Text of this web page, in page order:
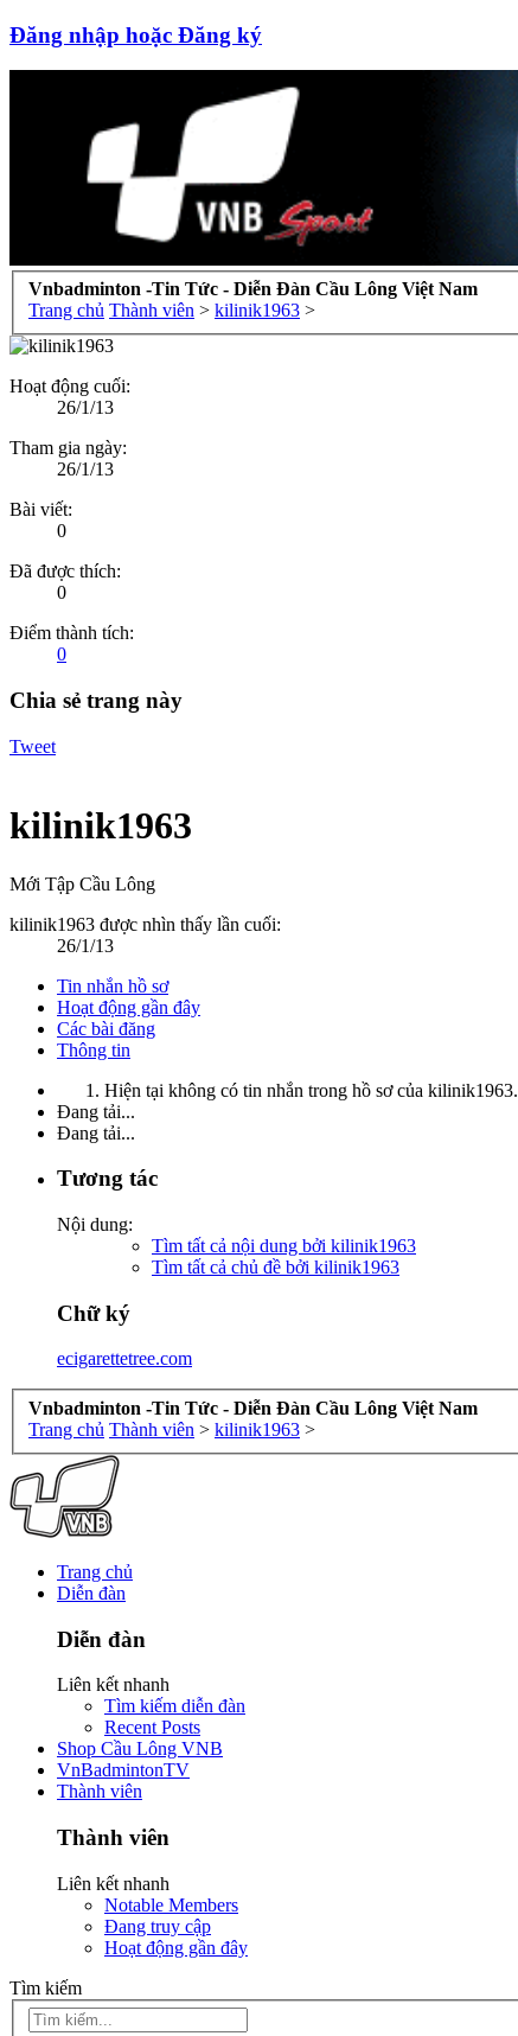
Đăng nhập hoặc Đăng ký
Vnbadminton -Tin Tức - Diễn Đàn Cầu Lông Việt Nam
Trang chủ Thành viên > kilinik1963 >
Hoạt động cuối:
26/1/13
Tham gia ngày:
26/1/13
Bài viết:
0
Đã được thích:
0
Điểm thành tích:
0
Chia sẻ trang này
Tweet
kilinik1963
Mới Tập Cầu Lông
kilinik1963 được nhìn thấy lần cuối:
26/1/13
Tin nhắn hồ sơ
Hoạt động gần đây
Các bài đăng
Thông tin
Hiện tại không có tin nhắn trong hồ sơ của kilinik1963.
Đang tải...
Đang tải...
Tương tác
Nội dung:
Tìm tất cả nội dung bởi kilinik1963
Tìm tất cả chủ đề bởi kilinik1963
Chữ ký
ecigarettetree.com
Vnbadminton -Tin Tức - Diễn Đàn Cầu Lông Việt Nam
Trang chủ Thành viên > kilinik1963 >
Trang chủ
Diễn đàn
Diễn đàn
Liên kết nhanh
Tìm kiếm diễn đàn
Recent Posts
Shop Cầu Lông VNB
VnBadmintonTV
Thành viên
Thành viên
Liên kết nhanh
Notable Members
Đang truy cập
Hoạt động gần đây
Tìm kiếm